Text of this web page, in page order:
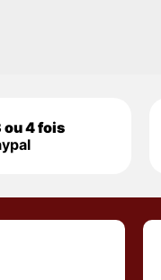
ou 4 fois